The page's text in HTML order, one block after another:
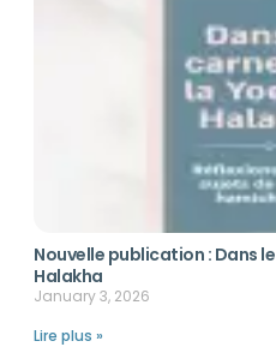
Nouvelle publication : Dans
Halakha
January 3, 2026
Lire plus »